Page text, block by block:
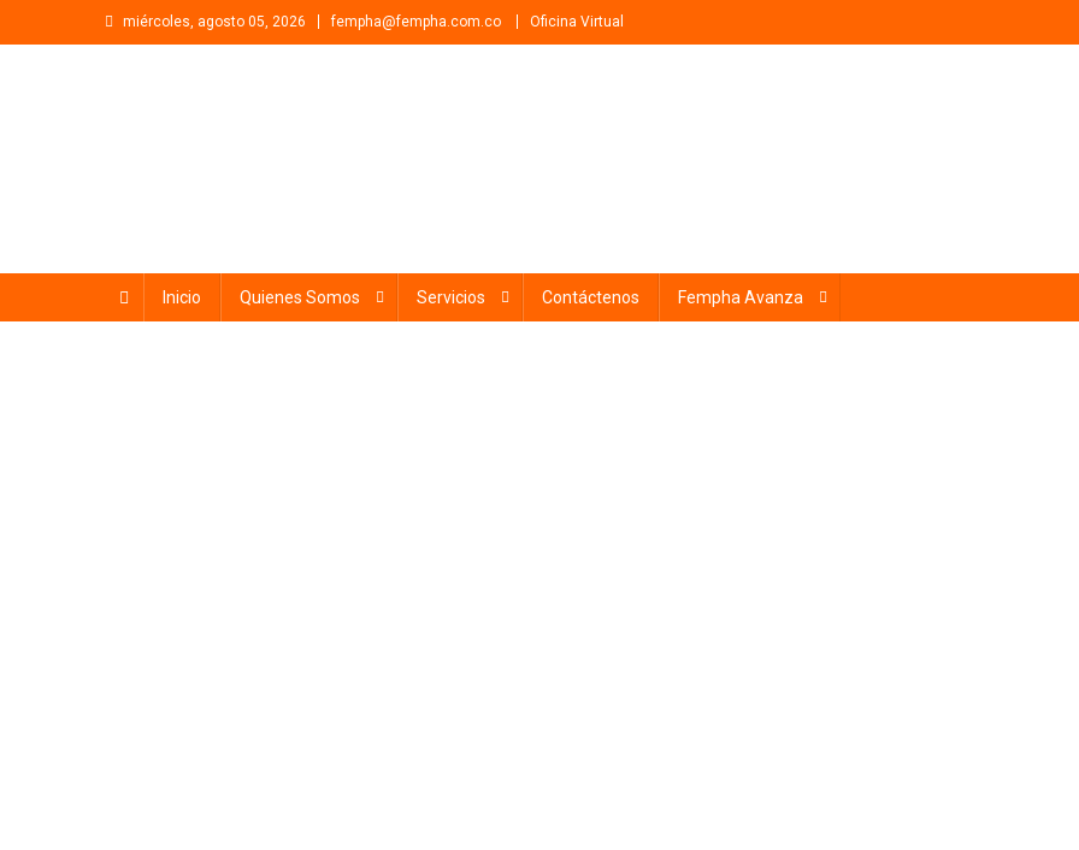
al
miércoles, agosto 05, 2026 fempha@fempha.com.co Oficina Virtual
Inicio Quienes Somos Servicios Contáctenos Fempha Avanza